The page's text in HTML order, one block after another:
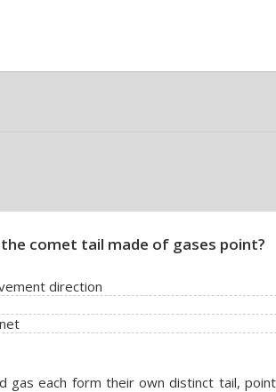
comet tail made of gases point?
direction
gas each form their own distinct tail,